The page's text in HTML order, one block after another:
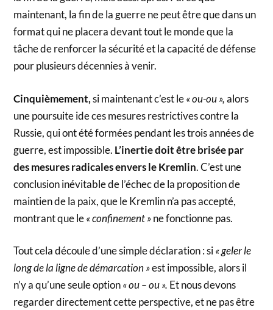
maintenant, la fin de la guerre ne peut être que dans un
format qui ne placera devant tout le monde que la
tâche de renforcer la sécurité et la capacité de défense
pour plusieurs décennies à venir.
Cinquièmement,si maintenant c’est le« ou-ou »,alors
une poursuite ide ces mesures restrictives contre la
Russie, qui ont été formées pendant les trois années de
guerre, est impossible. L’inertie doit être brisée par
des mesures radicales envers le Kremlin. C’est une
conclusion inévitable de l’échec de la proposition de
maintien de la paix, que le Kremlin n’a pas accepté,
montrant que le« confinement »ne fonctionne pas.
Tout cela découle d’une simple déclaration : si« geler le
long de la ligne de démarcation »est impossible, alors il
n’y a qu’une seule option« ou – ou ». Et nous devons
regarder directement cette perspective, et ne pas être